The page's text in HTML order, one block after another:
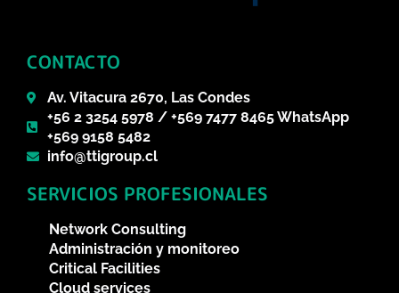
CONTACTO
Av. Vitacura 2670, Las Condes
+56 2 3254 5978 / +569 7477 8465 WhatsApp
+569 9158 5482
info@ttigroup.cl
SERVICIOS PROFESIONALES
Network Consulting
Administración y monitoreo
Critical Facilities
Cloud services